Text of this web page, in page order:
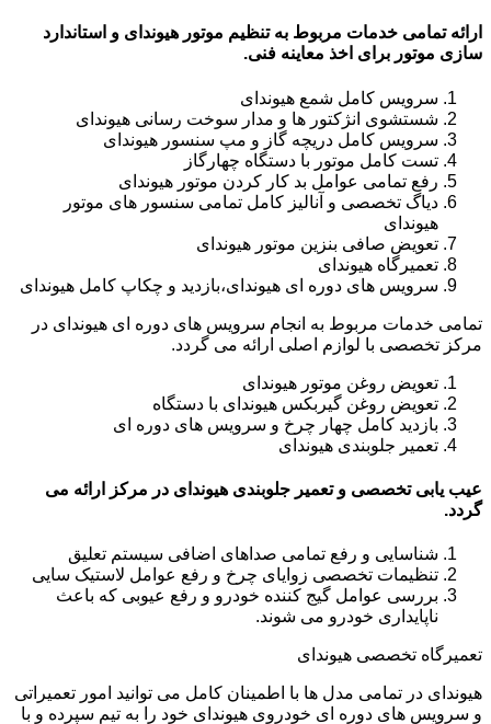
ارائه تمامی خدمات مربوط به تنظیم موتور هیوندای و استاندارد
سازی موتور برای اخذ معاینه فنی.
سرویس کامل شمع هیوندای
شستشوی انژکتور ها و مدار سوخت رسانی هیوندای
سرویس کامل دریچه گاز و مپ سنسور هیوندای
تست کامل موتور با دستگاه چهارگاز
رفع تمامی عوامل بد کار کردن موتور هیوندای
دیاگ تخصصی و آنالیز کامل تمامی سنسور های موتور
هیوندای
تعویض صافی بنزین موتور هیوندای
تعمیرگاه هیوندای
سرویس های دوره ای هیوندای،بازدید و چکاپ کامل هیوندای
تمامی خدمات مربوط به انجام سرویس های دوره ای هیوندای در
مرکز تخصصی با لوازم اصلی ارائه می گردد.
تعویض روغن موتور هیوندای
تعویض روغن گیربکس هیوندای با دستگاه
بازدید کامل چهار چرخ و سرویس های دوره ای
تعمیر جلوبندی هیوندای
عیب یابی تخصصی و تعمیر جلوبندی هیوندای در مرکز ارائه می
گردد.
شناسایی و رفع تمامی صداهای اضافی سیستم تعلیق
تنظیمات تخصصی زوایای چرخ و رفع عوامل لاستیک سایی
بررسی عوامل گیج کننده خودرو و رفع عیوبی که باعث
ناپایداری خودرو می شوند.
تعمیرگاه تخصصی هیوندای
هیوندای در تمامی مدل ها با اطمینان کامل می توانید امور تعمیراتی
و سرویس های دوره ای خودروی هیوندای خود را به تیم سپرده و با